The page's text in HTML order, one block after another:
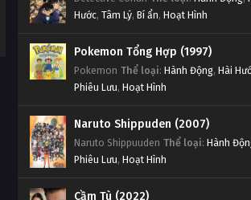
Hước, Tâm Lý, Bí ẩn, Hoạt Hình
Pokemon Tổng Hợp (1997)
Pokemon Thể loại: Hành Động, Hài
Phiêu Lưu, Hoạt Hình
Naruto Shippuden (2007)
Naruto Shippuuden Thể loại: Hành
Phiêu Lưu, Hoạt Hình
Cầm Tù (2022)